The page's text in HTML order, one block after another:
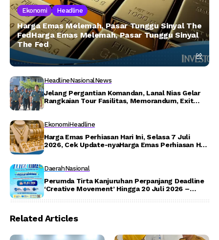
Ekonomi Headline
Harga Emas Melemah, Pasar Tunggu Sinyal The
FedHarga Emas Melemah, Pasar Tunggu Sinyal
The Fed
HeadlineNasionalNews
Jelang Pergantian Komandan, Lanal Nias Gelar
Rangkaian Tour Fasilitas, Memorandum, Exit
EkonomiHeadline
Harga Emas Perhiasan Hari Ini, Selasa 7 Juli
2026, Cek Update-nyaHarga Emas Perhiasan Hari
Update-nya
DaerahNasional
Perumda Tirta Kanjuruhan Perpanjang Deadline
‘Creative Movement’ Hingga 20 Juli 2026 –
Related Articles